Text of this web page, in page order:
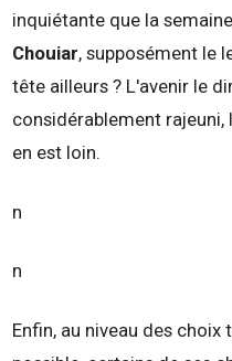
inquiétante que la
Chouiar, supposément le
tête ailleurs ? L'avenir le
considérablement rajeuni,
en est loin.
n
n
Enfin, au niveau des choix